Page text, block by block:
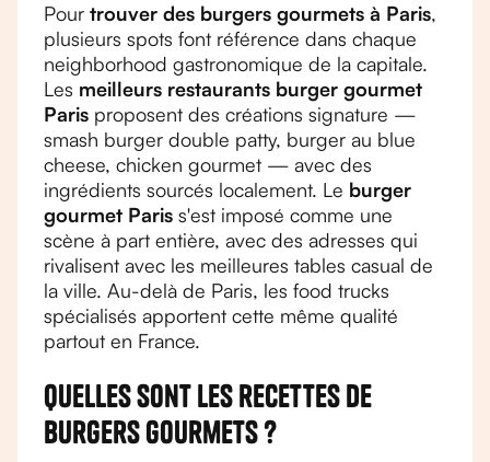
Pour trouver des burgers gourmets à Paris,
plusieurs spots font référence dans chaque
neighborhood gastronomique de la capitale.
Les meilleurs restaurants burger gourmet
Paris proposent des créations signature —
smash burger double patty, burger au blue
cheese, chicken gourmet — avec des
ingrédients sourcés localement. Le burger
gourmet Paris s'est imposé comme une
scène à part entière, avec des adresses qui
rivalisent avec les meilleures tables casual de
la ville. Au-delà de Paris, les food trucks
spécialisés apportent cette même qualité
partout en France.
Quelles sont les recettes de
burgers gourmets ?